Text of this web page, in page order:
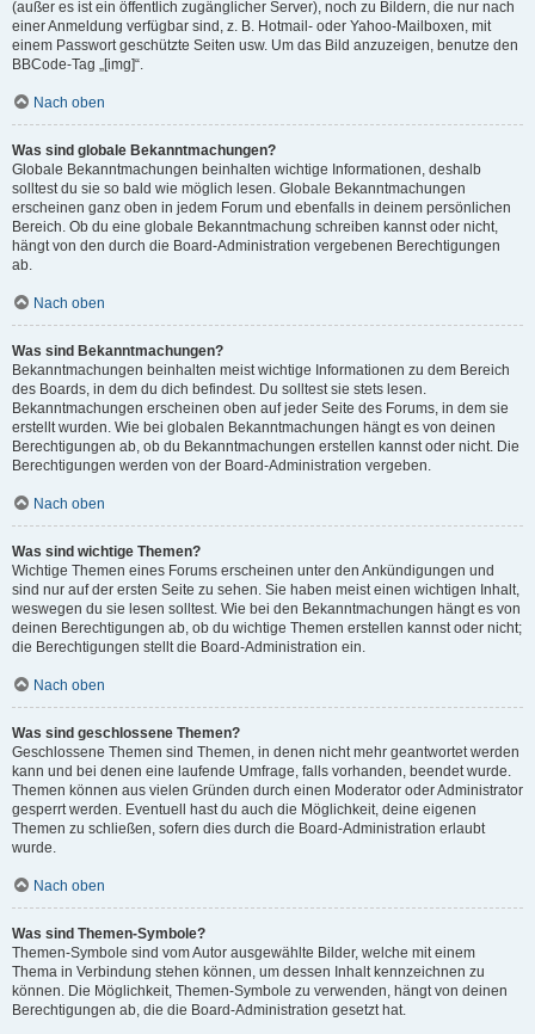
(außer es ist ein öffentlich zugänglicher Server), noch zu Bildern, die nur nach
einer Anmeldung verfügbar sind, z. B. Hotmail- oder Yahoo-Mailboxen, mit
einem Passwort geschützte Seiten usw. Um das Bild anzuzeigen, benutze den
BBCode-Tag „[img]“.
Nach oben
Was sind globale Bekanntmachungen?
Globale Bekanntmachungen beinhalten wichtige Informationen, deshalb
solltest du sie so bald wie möglich lesen. Globale Bekanntmachungen
erscheinen ganz oben in jedem Forum und ebenfalls in deinem persönlichen
Bereich. Ob du eine globale Bekanntmachung schreiben kannst oder nicht,
hängt von den durch die Board-Administration vergebenen Berechtigungen
ab.
Nach oben
Was sind Bekanntmachungen?
Bekanntmachungen beinhalten meist wichtige Informationen zu dem Bereich
des Boards, in dem du dich befindest. Du solltest sie stets lesen.
Bekanntmachungen erscheinen oben auf jeder Seite des Forums, in dem sie
erstellt wurden. Wie bei globalen Bekanntmachungen hängt es von deinen
Berechtigungen ab, ob du Bekanntmachungen erstellen kannst oder nicht. Die
Berechtigungen werden von der Board-Administration vergeben.
Nach oben
Was sind wichtige Themen?
Wichtige Themen eines Forums erscheinen unter den Ankündigungen und
sind nur auf der ersten Seite zu sehen. Sie haben meist einen wichtigen Inhalt,
weswegen du sie lesen solltest. Wie bei den Bekanntmachungen hängt es von
deinen Berechtigungen ab, ob du wichtige Themen erstellen kannst oder nicht;
die Berechtigungen stellt die Board-Administration ein.
Nach oben
Was sind geschlossene Themen?
Geschlossene Themen sind Themen, in denen nicht mehr geantwortet werden
kann und bei denen eine laufende Umfrage, falls vorhanden, beendet wurde.
Themen können aus vielen Gründen durch einen Moderator oder Administrator
gesperrt werden. Eventuell hast du auch die Möglichkeit, deine eigenen
Themen zu schließen, sofern dies durch die Board-Administration erlaubt
wurde.
Nach oben
Was sind Themen-Symbole?
Themen-Symbole sind vom Autor ausgewählte Bilder, welche mit einem
Thema in Verbindung stehen können, um dessen Inhalt kennzeichnen zu
können. Die Möglichkeit, Themen-Symbole zu verwenden, hängt von deinen
Berechtigungen ab, die die Board-Administration gesetzt hat.